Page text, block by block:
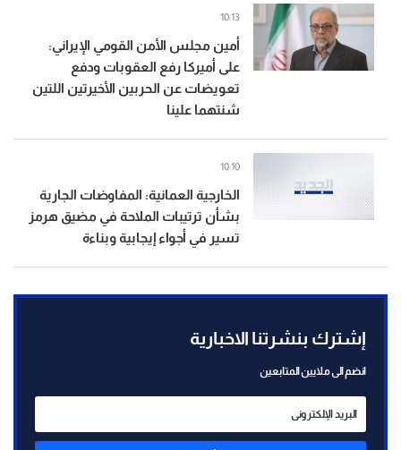
أمين مجلس الأمن القومي الإيراني:
على أميركا رفع العقوبات ودفع
تعويضات عن الحربين الأخيرتين اللتين
شنتهما علينا
10:13
الخارجية العمانية: المفاوضات الجارية
بشأن ترتيبات الملاحة في مضيق هرمز
تسير في أجواء إيجابية وبناءة
10:10
إشترك بنشرتنا الاخبارية
انضم الى ملايين المتابعين